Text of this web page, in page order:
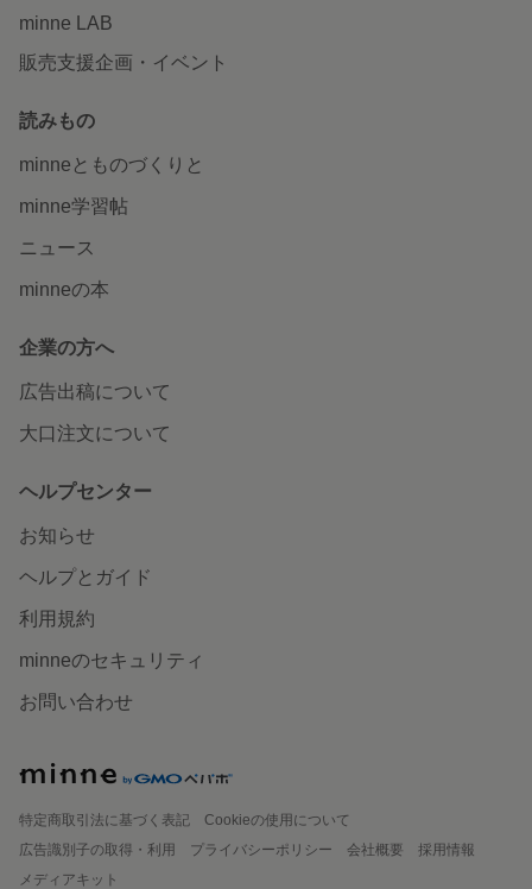
minne LAB
販売支援企画・イベント
読みもの
minneとものづくりと
minne学習帖
ニュース
minneの本
企業の方へ
広告出稿について
大口注文について
ヘルプセンター
お知らせ
ヘルプとガイド
利用規約
minneのセキュリティ
お問い合わせ
特定商取引法に基づく表記
Cookieの使用について
広告識別子の取得・利用
プライバシーポリシー 会社概要
採用情報
メディアキット